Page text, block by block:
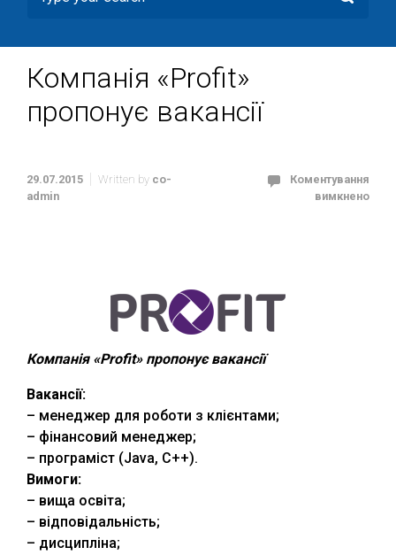
Компанія «Profit»
пропонує вакансії
29.07.2015 Written by co-
admin
Коментування
вимкнено
Компанія «Profit» пропонує вакансії
Вакансії:
– менеджер для роботи з клієнтами;
– фінансовий менеджер;
– програміст (Java, C++).
Вимоги:
– вища освіта;
– відповідальність;
– дисципліна;